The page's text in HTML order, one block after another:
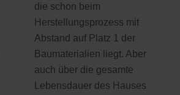
die schon beim
Herstellungsprozess mit
Abstand auf Platz 1 der
Baumaterialien liegt. Aber
auch über die gesamte
Lebensdauer des Hauses